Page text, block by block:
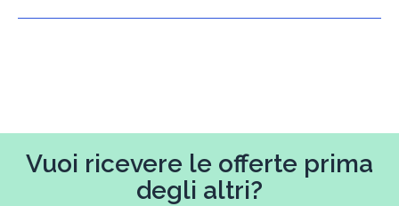
Vuoi ricevere le offerte prima
degli altri?